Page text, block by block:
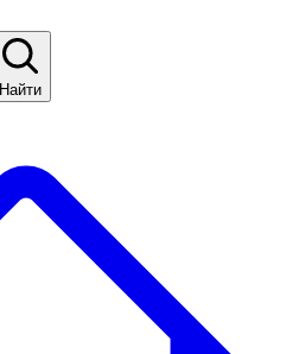
Найти